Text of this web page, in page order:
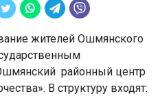
жителей Ошмянского
районный центр
В структуру входят: